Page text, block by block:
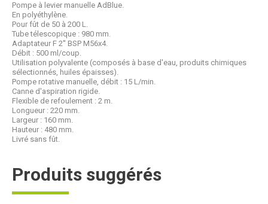
Pompe à levier manuelle AdBlue.
En polyéthylène.
Pour fût de 50 à 200 L.
Tube télescopique : 980 mm.
Adaptateur F 2'' BSP M56x4.
Débit : 500 ml/coup.
Utilisation polyvalente (composés à base d'eau, produits chimiques
sélectionnés, huiles épaisses).
Pompe rotative manuelle, débit : 15 L/min.
Canne d'aspiration rigide.
Flexible de refoulement : 2 m.
Longueur : 220 mm.
Largeur : 160 mm.
Hauteur : 480 mm.
Livré sans fût.
Produits suggérés